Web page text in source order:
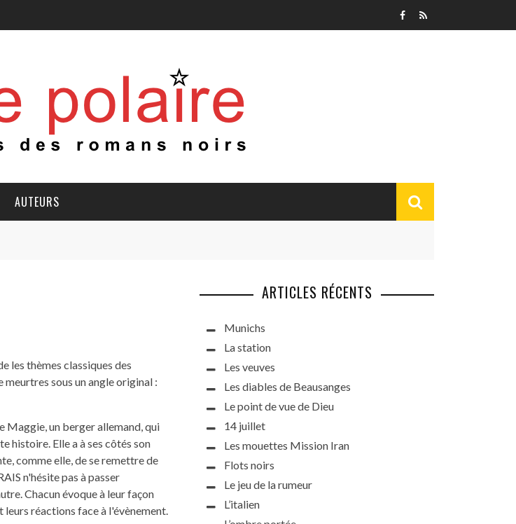
AUTEURS
les thèmes classiques des
meurtres sous un angle original :
Maggie, un berger allemand, qui
histoire. Elle a à ses côtés son
comme elle, de se remettre de
n'hésite pas à passer
Chacun évoque à leur façon
leurs réactions face à l'évènement.
ARTICLES RÉCENTS
Munichs
La station
Les veuves
Les diables de Beausanges
Le point de vue de Dieu
14 juillet
Les mouettes Mission Iran
Flots noirs
Le jeu de la rumeur
L’italien